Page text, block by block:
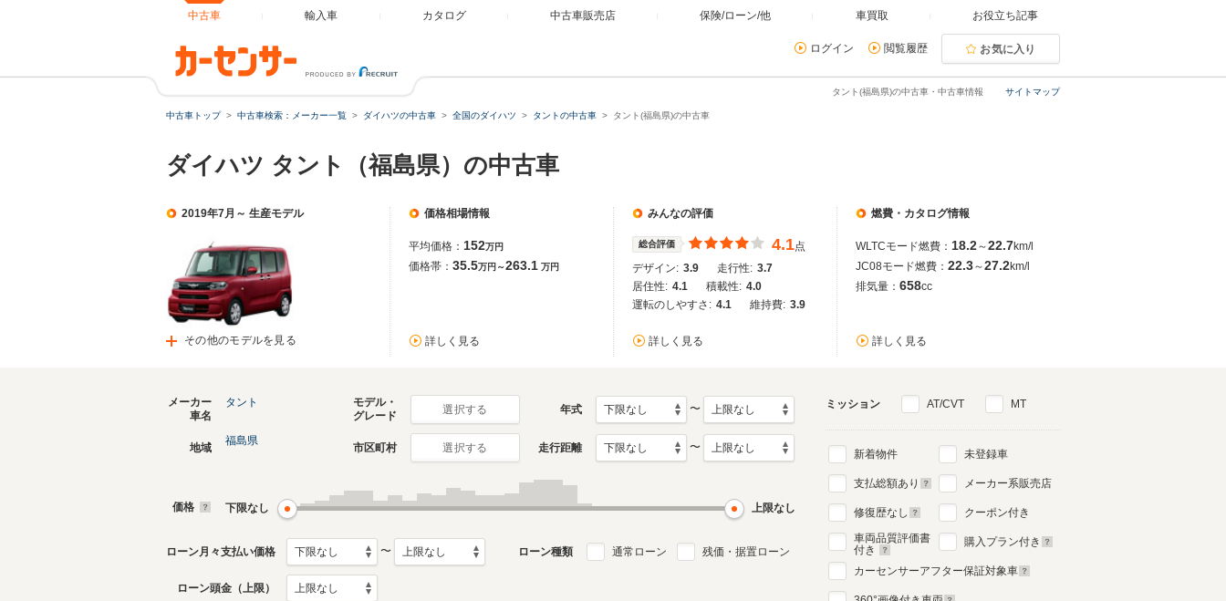
中古車 輸入車 カタログ 中古車販売店 保険/ローン/他 車買取 お役立ち記事
ログイン 閲覧履歴 お気に入り
サイトマップ
タント(福島県)の中古車・中古車情報
中古車トップ 中古車検索：メーカー一覧 ダイハツの中古車 全国のダイハツ タントの中古車 タント(福島県)の中古車
ダイハツ タント（福島県）の中古車
2019年7月～ 生産モデル
その他のモデルを見る
価格相場情報
平均価格： 152万円
価格帯： 35.5万円～263.1 万円
詳しく見る
みんなの評価
総合評価 4.1点
デザイン: 3.9 走行性: 3.7
居住性: 4.1 積載性: 4.0
運転のしやすさ: 4.1 維持費: 3.9
詳しく見る
燃費・カタログ情報
WLTCモード燃費： 18.2～22.7km/l
JC08モード燃費： 22.3～27.2km/l
排気量： 658cc
詳しく見る
2013年10月～2019年6月
生産モデル
2007年12月～2013年9月
月生産モデル
タントのカタログを見る
メーカー
車名
タント
モデル・
グレード
選択する 年式 〜
地域
福島県
市区町村 選択する 走行距離 〜
価格 下限なし 上限なし
ローン月々支払い価格 〜 ローン種類 通常ローン 残価・据置ローン
ローン頭金（上限）
ミッション AT/CVT MT
新着物件
支払総額あり
修復歴なし
車両品質評価書
付き
未登録車
メーカー系販売店
クーポン付き
購入プラン付き
カーセンサーアフター保証対象車